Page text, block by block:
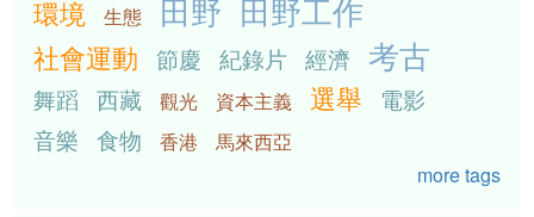
環境 生態 田野 田野工作
社會運動 節慶 紀錄片 經濟 考古
舞蹈 西藏 觀光 資本主義 選舉
電影
音樂 食物 香港
馬來西亞
more tags